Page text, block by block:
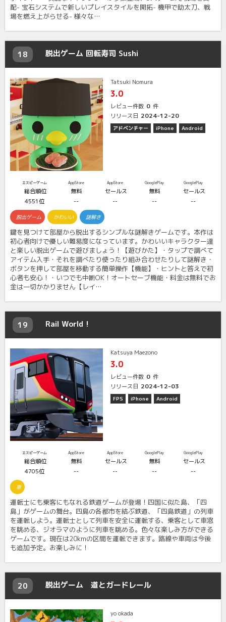
配- 宝石システムで新しいプレイスタイルを開拓- 機甲で助太刀、戦
場を燃え上がらせる- 様々な…
18 脱出ゲーム 回転寿司 Sushi
Tatsuki Nomura
3.0
レビュー件数 0 件
リリース日 2024-12-20
アドベンチャー iPhone Android
エスピーゲーム
総合順位
4551位
AppStore
無料
--
AppStore
セールス
--
GooglePlay
無料
--
GooglePlay
セールス
--
脱出ゲーム かわいい 謎解き
鍵を見つけて部屋から脱出するシンプルな謎解きゲームです。本作は
初心者向けで優しい難易度になっています。かわいいキャラクター達
と楽しい脱出ゲームで遊びましょう！【遊びかた】・タップで調べて
アイテム入手・それを調べたり使ったり組み合わせたりして謎解き・
ボタンを押して部屋を移動する簡単操作【機能】・ヒントと答えで初
心者も安心！・いつでも中断OK！オートセーブ機能・料金は無料でお
金は一切かかりません【レイ…
19 Rail World !
Katsuya Maezono
3.0
レビュー件数 0 件
リリース日 2024-12-03
FPS iPhone Android
エスピーゲーム
総合順位
4705位
AppStore
無料
--
AppStore
セールス
--
GooglePlay
無料
--
GooglePlay
セールス
--
車
運転士にも乗客にもなれる鉄道ゲームが登場！四国に似た島、「四
島」がゲームの舞台。四島の各都市を結ぶ鉄道、「四島鉄道」の列車
を運転しよう。運転士として列車を安全に運転する、乗客として車窓
を眺める、ジオラマのように列車を眺める。色々な楽しみ方ができる
ゲームです。現在は20kmの区間を運転できます。路線や車両は今後
も追加予定。お楽しみに！
20 脱出ゲーム 道とガードレール
yo okada